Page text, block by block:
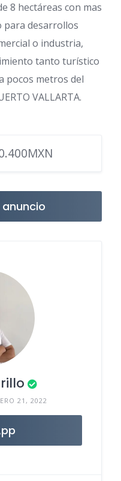
8 hectáreas con mas
para desarrollos
o industria,
tanto turístico
pocos metros del
VALLARTA.
21, 2022